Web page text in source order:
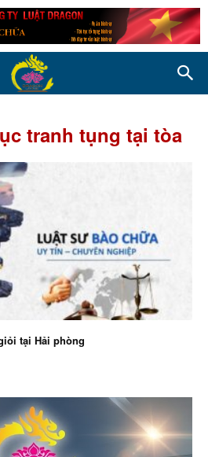
tranh tụng tại tòa
tại Hải phòng